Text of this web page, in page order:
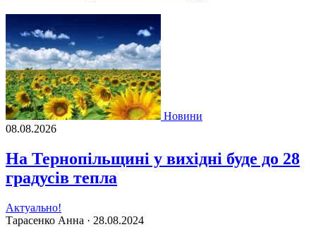
Новини
08.08.2026
На Тернопільщині у вихідні буде до 28
градусів тепла
Актуально!
Тарасенко Анна · 28.08.2024